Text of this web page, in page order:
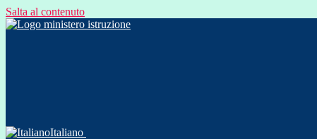
Salta al contenuto
Italiano